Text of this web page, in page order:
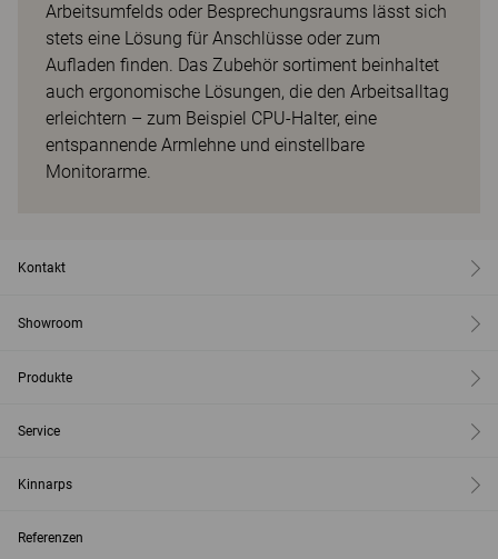
Arbeitsumfelds oder Besprechungsraums lässt sich
stets eine Lösung für Anschlüsse oder zum
Aufladen finden. Das Zubehör sortiment beinhaltet
auch ergonomische Lösungen, die den Arbeitsalltag
erleichtern – zum Beispiel CPU-Halter, eine
entspannende Armlehne und einstellbare
Monitorarme.
Kontakt
Showroom
Produkte
Service
Kinnarps
Referenzen